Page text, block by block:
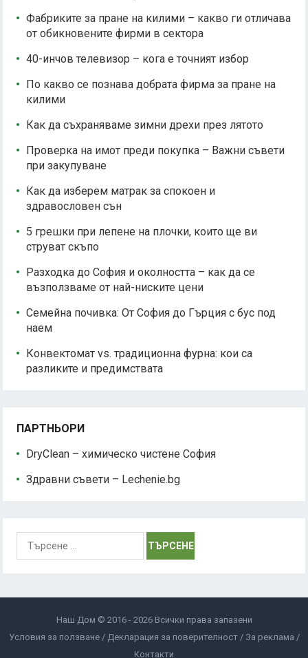
Фабриките за пране на килими – какво ги отличава
от обикновените фирми в сектора
40-инчов телевизор – кога е точният избор
По какво се познава добрата фирма за пране на
килими
Как да съхраняваме зимни дрехи през лятото
Проверка на имот преди покупка – Важни съвети
при закупуване
Как да изберем матрак за спокоен и
здравословен сън
5 грешки при лепене на плочки, които ще ви
струват скъпо
Разходка до София и околността – как да се
възползваме от най-ниските цени
Семейна почивка: От София до Гърция с бус под
наем
Конвектомат vs. традиционна фурна: кои са
разликите и предимствата
ПАРТНЬОРИ
DryClean – химическо чистене София
Здравни съвети – Lechenie.bg
Търсене
Наш Дом © 2016 - 2026 Всички права запазени
Условия за ползване
Декларация за поверителност
За реклама
Контакти